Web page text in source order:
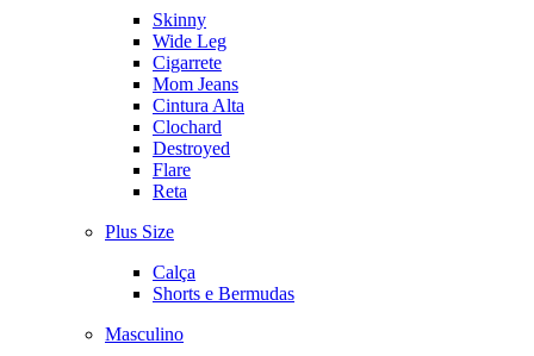
Skinny
Wide Leg
Cigarrete
Mom Jeans
Cintura Alta
Clochard
Destroyed
Flare
Reta
Plus Size
Calça
Shorts e Bermudas
Masculino